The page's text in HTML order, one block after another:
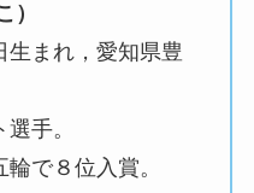
）
生まれ，愛知県豊
手。
で８位入賞。